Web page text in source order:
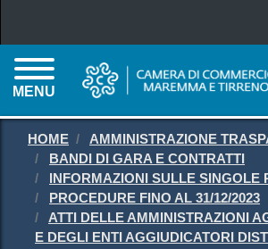
MENU
HOME
AMMINISTRAZIONE
BANDI DI GARA E CONTRATTI
INFORMAZIONI SULLE SINGOLE
PROCEDURE FINO AL 31/12/2023
ATTI DELLE AMMINISTRAZIONI
E DEGLI ENTI AGGIUDICATORI